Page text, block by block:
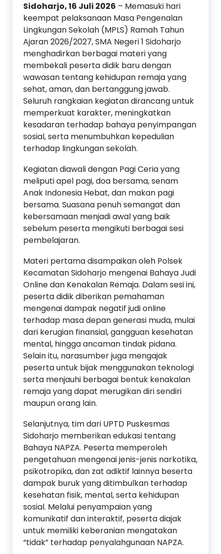
Sidoharjo, 16 Juli 2026 – Memasuki hari
keempat pelaksanaan Masa Pengenalan
Lingkungan Sekolah (MPLS) Ramah Tahun
Ajaran 2026/2027, SMA Negeri 1 Sidoharjo
menghadirkan berbagai materi yang
membekali peserta didik baru dengan
wawasan tentang kehidupan remaja yang
sehat, aman, dan bertanggung jawab.
Seluruh rangkaian kegiatan dirancang untuk
memperkuat karakter, meningkatkan
kesadaran terhadap bahaya penyimpangan
sosial, serta menumbuhkan kepedulian
terhadap lingkungan sekolah.
Kegiatan diawali dengan Pagi Ceria yang
meliputi apel pagi, doa bersama, senam
Anak Indonesia Hebat, dan makan pagi
bersama. Suasana penuh semangat dan
kebersamaan menjadi awal yang baik
sebelum peserta mengikuti berbagai sesi
pembelajaran.
Materi pertama disampaikan oleh Polsek
Kecamatan Sidoharjo mengenai Bahaya Judi
Online dan Kenakalan Remaja. Dalam sesi ini,
peserta didik diberikan pemahaman
mengenai dampak negatif judi online
terhadap masa depan generasi muda, mulai
dari kerugian finansial, gangguan kesehatan
mental, hingga ancaman tindak pidana.
Selain itu, narasumber juga mengajak
peserta untuk bijak menggunakan teknologi
serta menjauhi berbagai bentuk kenakalan
remaja yang dapat merugikan diri sendiri
maupun orang lain.
Selanjutnya, tim dari UPTD Puskesmas
Sidoharjo memberikan edukasi tentang
Bahaya NAPZA. Peserta memperoleh
pengetahuan mengenai jenis-jenis narkotika,
psikotropika, dan zat adiktif lainnya beserta
dampak buruk yang ditimbulkan terhadap
kesehatan fisik, mental, serta kehidupan
sosial. Melalui penyampaian yang
komunikatif dan interaktif, peserta diajak
untuk memiliki keberanian mengatakan
“tidak” terhadap penyalahgunaan NAPZA.